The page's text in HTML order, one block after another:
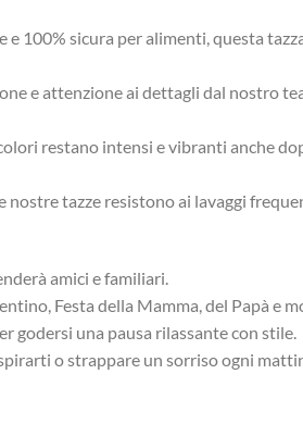
e 100% sicura per alimenti, questa
e attenzione ai dettagli dal nostro
restano intensi e vibranti anche
nostre tazze resistono ai lavaggi
amici e familiari.
Festa della Mamma, del Papà e
godersi una pausa rilassante con stile.
o strappare un sorriso ogni